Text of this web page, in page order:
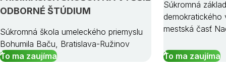
ODBORNÉ ŠTÚDIUM
Súkromná škola umeleckého priemyslu
Bohumila Baču, Bratislava-Ružinov
To ma zaujíma
Súkromná
demokratického
mestská časť
To ma zaujíma